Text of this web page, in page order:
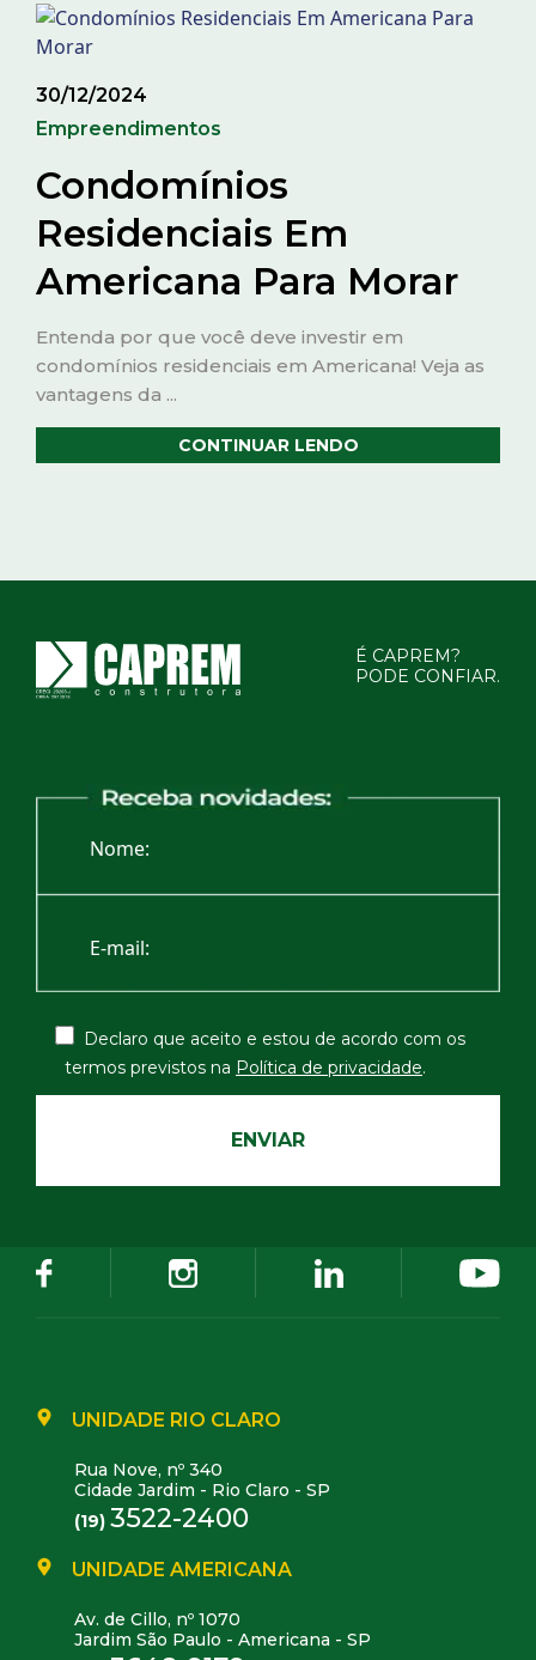
30/12/2024
Empreendimentos
Condomínios
Residenciais Em
Americana Para Morar
Entenda por que você deve investir em
condomínios residenciais em Americana! Veja as
vantagens da ...
CONTINUAR LENDO
É CAPREM?
PODE CONFIAR.
Declaro que aceito e estou de acordo com os
termos previstos na Política de privacidade.
UNIDADE RIO CLARO
Rua Nove, nº 340
Cidade Jardim - Rio Claro - SP
(19) 3522-2400
UNIDADE AMERICANA
Av. de Cillo, nº 1070
Jardim São Paulo - Americana - SP